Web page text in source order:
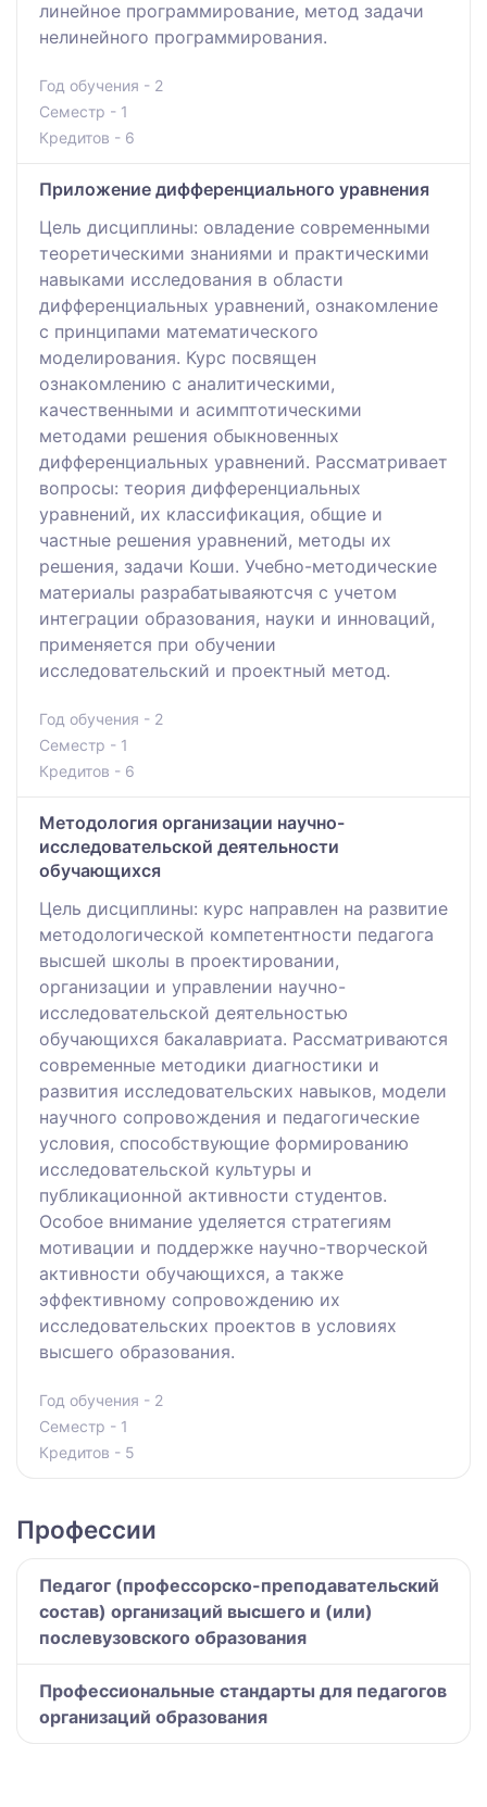
линейное программирование, метод задачи
нелинейного программирования.
Год обучения - 2
Семестр - 1
Кредитов - 6
Приложение дифференциального уравнения
Цель дисциплины: овладение современными
теоретическими знаниями и практическими
навыками исследования в области
дифференциальных уравнений, ознакомление
с принципами математического
моделирования. Курс посвящен
ознакомлению с аналитическими,
качественными и асимптотическими
методами решения обыкновенных
дифференциальных уравнений. Рассматривает
вопросы: теория дифференциальных
уравнений, их классификация, общие и
частные решения уравнений, методы их
решения, задачи Коши. Учебно-методические
материалы разрабатываяютсчя с учетом
интеграции образования, науки и инноваций,
применяется при обучении
исследовательский и проектный метод.
Год обучения - 2
Семестр - 1
Кредитов - 6
Методология организации научно-
исследовательской деятельности
обучающихся
Цель дисциплины: курс направлен на развитие
методологической компетентности педагога
высшей школы в проектировании,
организации и управлении научно-
исследовательской деятельностью
обучающихся бакалавриата. Рассматриваются
современные методики диагностики и
развития исследовательских навыков, модели
научного сопровождения и педагогические
условия, способствующие формированию
исследовательской культуры и
публикационной активности студентов.
Особое внимание уделяется стратегиям
мотивации и поддержке научно-творческой
активности обучающихся, а также
эффективному сопровождению их
исследовательских проектов в условиях
высшего образования.
Год обучения - 2
Семестр - 1
Кредитов - 5
Профессии
Педагог (профессорско-преподавательский
состав) организаций высшего и (или)
послевузовского образования
Профессиональные стандарты для педагогов
организаций образования